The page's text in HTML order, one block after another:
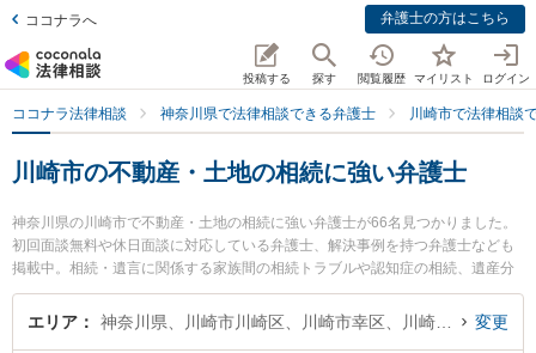
ココナラへ 弁護士の方はこちら
投稿する 探す 閲覧履歴 マイリスト ログイン
ココナラ法律相談 神奈川県で法律相談できる弁護士 川崎市で法律相談
川崎市の不動産・土地の相続に強い弁護士
神奈川県の川崎市で不動産・土地の相続に強い弁護士が66名見つかりました。
初回面談無料や休日面談に対応している弁護士、解決事例を持つ弁護士なども
掲載中。相続・遺言に関係する家族間の相続トラブルや認知症の相続、遺産分
割等の細かな分野での絞り込み検索もでき便利です。特に川村篤志法律事務所
の山﨑 倫樹弁護士や武蔵小杉つばき法律事務所の太田 彩佳弁護士、川崎さくら
エリア 変更